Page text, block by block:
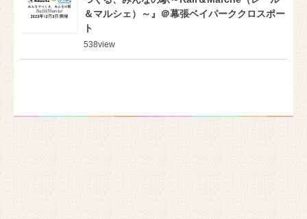
＆マルシェ）～』＠幕張ベイパーククロスポー
ト
538view